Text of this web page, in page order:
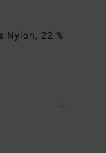
Nylon, 22 %